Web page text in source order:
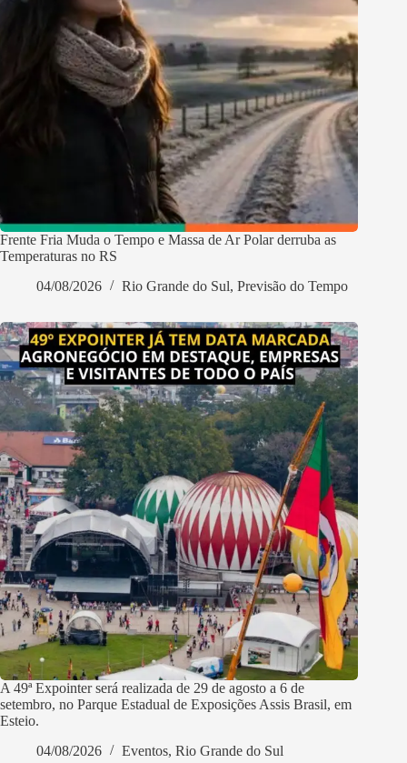
Frente Fria Muda o Tempo e Massa de Ar Polar derruba as
Temperaturas no RS
04/08/2026
Rio Grande do Sul, Previsão do Tempo
A 49ª Expointer será realizada de 29 de agosto a 6 de
setembro, no Parque Estadual de Exposições Assis Brasil, em
Esteio.
04/08/2026
Eventos, Rio Grande do Sul